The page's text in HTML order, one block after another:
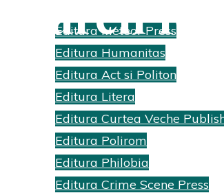
Editura Meteor Press
Editura Humanitas
Editura Act si Politon
Editura Litera
Editura Curtea Veche
Editura Polirom
Editura Philobia
Editura Crime Scene Press
Search
Search results for "Zoulfa Katouh"